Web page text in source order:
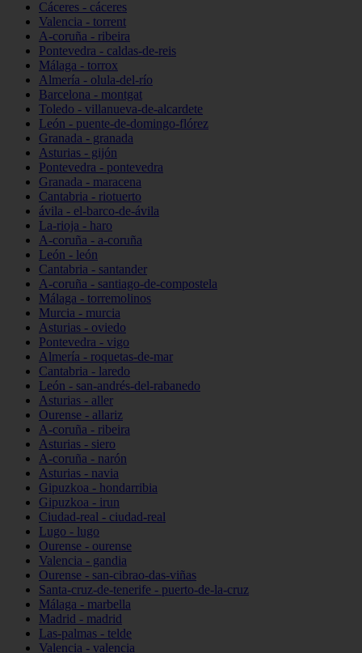
Cáceres - cáceres
Valencia - torrent
A-coruña - ribeira
Pontevedra - caldas-de-reis
Málaga - torrox
Almería - olula-del-río
Barcelona - montgat
Toledo - villanueva-de-alcardete
León - puente-de-domingo-flórez
Granada - granada
Asturias - gijón
Pontevedra - pontevedra
Granada - maracena
Cantabria - riotuerto
ávila - el-barco-de-ávila
La-rioja - haro
A-coruña - a-coruña
León - león
Cantabria - santander
A-coruña - santiago-de-compostela
Málaga - torremolinos
Murcia - murcia
Asturias - oviedo
Pontevedra - vigo
Almería - roquetas-de-mar
Cantabria - laredo
León - san-andrés-del-rabanedo
Asturias - aller
Ourense - allariz
A-coruña - ribeira
Asturias - siero
A-coruña - narón
Asturias - navia
Gipuzkoa - hondarribia
Gipuzkoa - irun
Ciudad-real - ciudad-real
Lugo - lugo
Ourense - ourense
Valencia - gandia
Ourense - san-cibrao-das-viñas
Santa-cruz-de-tenerife - puerto-de-la-cruz
Málaga - marbella
Madrid - madrid
Las-palmas - telde
Valencia - valencia